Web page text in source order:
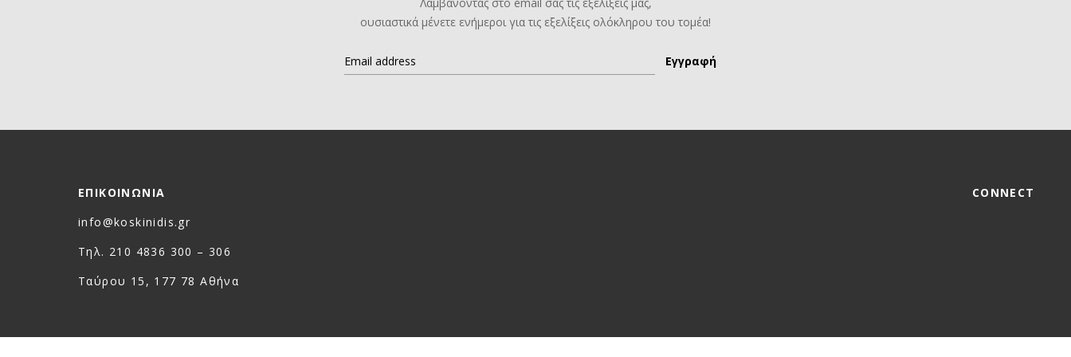
ουσιαστικά μένετε ενήμεροι για τις εξελίξεις ολόκληρου του τομέα!
ΕΠΙΚΟΙΝΩΝΙΑ
info@koskinidis.gr
Τηλ. 210 4836 300 – 306
Ταύρου 15, 177 78 Αθήνα
CONNECT